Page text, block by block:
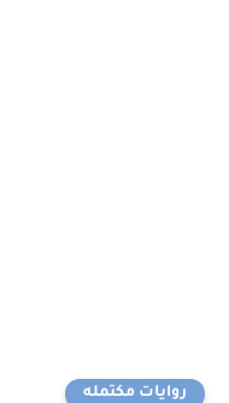
روايات مكتمله